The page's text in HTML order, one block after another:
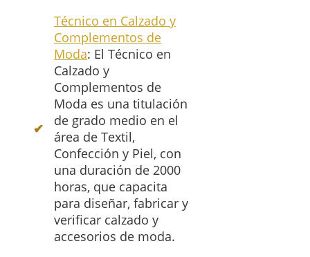
Técnico en Calzado y
Complementos de
Moda: El Técnico en
Calzado y
Complementos de
Moda es una titulación
de grado medio en el
área de Textil,
Confección y Piel, con
una duración de 2000
horas, que capacita
para diseñar, fabricar y
verificar calzado y
accesorios de moda.